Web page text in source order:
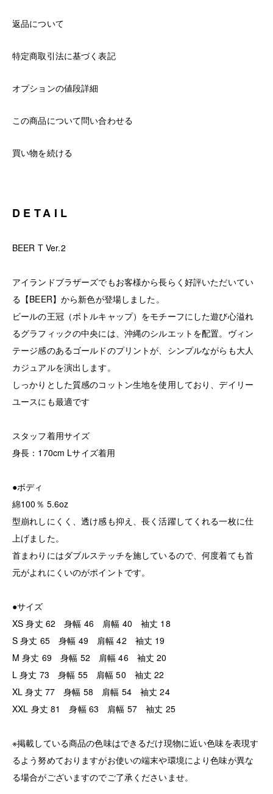
返品について
特定商取引法に基づく表記
オプションの値段詳細
この商品について問い合わせる
買い物を続ける
DETAIL
BEER T Ver.2
アイランドブラザーズでもお客様から長らく好評いただいてい
る【BEER】から新色が登場しました。
ビールの王冠（ボトルキャップ）をモチーフにした遊び心溢れ
るグラフィックの中央には、沖縄のシルエットを配置。ヴィン
テージ感のあるゴールドのプリントが、シンプルながらも大人
カジュアルを演出します。
しっかりとした質感のコットン生地を使用しており、デイリー
ユースにも最適です
スタッフ着用サイズ
身長：170cm Lサイズ着用
●ボディ
綿100％ 5.6oz
型崩れしにくく、透け感も抑え、長く活躍してくれる一枚に仕
上げました。
首まわりにはダブルステッチを施しているので、何度着ても首
元がよれにくいのがポイントです。
●サイズ
XS 身丈 62 身幅 46 肩幅 40 袖丈 18
S 身丈 65 身幅 49 肩幅 42 袖丈 19
M 身丈 69 身幅 52 肩幅 46 袖丈 20
L 身丈 73 身幅 55 肩幅 50 袖丈 22
XL 身丈 77 身幅 58 肩幅 54 袖丈 24
XXL 身丈 81 身幅 63 肩幅 57 袖丈 25
※掲載している商品の色味はできるだけ現物に近い色味を表現す
るよう努めておりますがお使いの端末や環境により色味が異な
る場合がございますのでご了承くださいませ。